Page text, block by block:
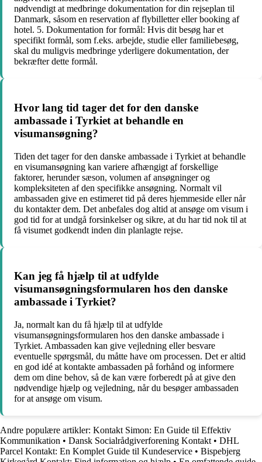
nødvendigt at medbringe dokumentation for din rejseplan til
Danmark, såsom en reservation af flybilletter eller booking af
hotel. 5. Dokumentation for formål: Hvis dit besøg har et
specifikt formål, som f.eks. arbejde, studie eller familiebesøg,
skal du muligvis medbringe yderligere dokumentation, der
bekræfter dette formål.
Hvor lang tid tager det for den danske
ambassade i Tyrkiet at behandle en
visumansøgning?
Tiden det tager for den danske ambassade i Tyrkiet at behandle
en visumansøgning kan variere afhængigt af forskellige
faktorer, herunder sæson, volumen af ansøgninger og
kompleksiteten af den specifikke ansøgning. Normalt vil
ambassaden give en estimeret tid på deres hjemmeside eller når
du kontakter dem. Det anbefales dog altid at ansøge om visum i
god tid for at undgå forsinkelser og sikre, at du har tid nok til at
få visumet godkendt inden din planlagte rejse.
Kan jeg få hjælp til at udfylde
visumansøgningsformularen hos den danske
ambassade i Tyrkiet?
Ja, normalt kan du få hjælp til at udfylde
visumansøgningsformularen hos den danske ambassade i
Tyrkiet. Ambassaden kan give vejledning eller besvare
eventuelle spørgsmål, du måtte have om processen. Det er altid
en god idé at kontakte ambassaden på forhånd og informere
dem om dine behov, så de kan være forberedt på at give den
nødvendige hjælp og vejledning, når du besøger ambassaden
for at ansøge om visum.
Andre populære artikler: Kontakt Simon: En Guide til Effektiv
Kommunikation • Dansk Socialrådgiverforening Kontakt • DHL
Parcel Kontakt: En Komplet Guide til Kundeservice • Bispebjerg